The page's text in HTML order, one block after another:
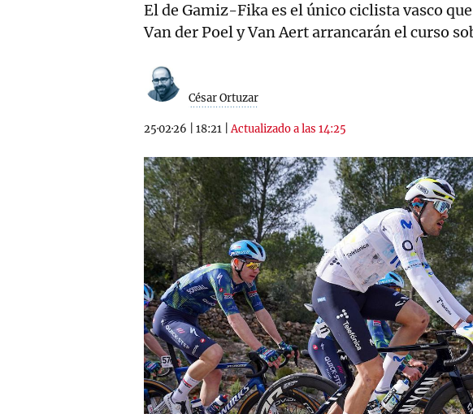
El de Gamiz-Fika es el único ciclista vasco
Van der Poel y Van Aert arrancarán el curso
César Ortuzar
25·02·26 18:21 |Actualizado a las 14:25